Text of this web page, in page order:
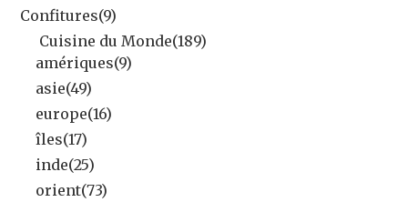
Confitures(9)
Cuisine du Monde(189)
amériques(9)
asie(49)
europe(16)
îles(17)
inde(25)
orient(73)